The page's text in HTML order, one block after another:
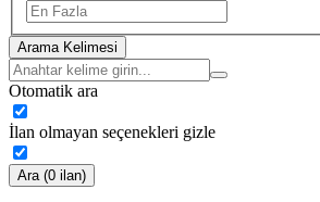
Arama Kelimesi
Otomatik ara
İlan olmayan seçenekleri gizle
Ara (0 ilan)